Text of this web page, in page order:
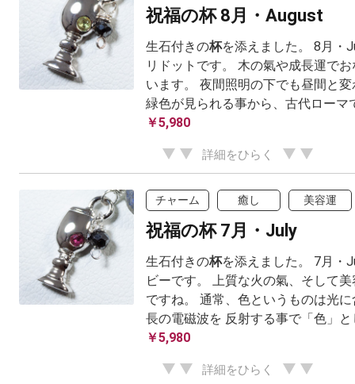
祝福の杯 8月・August
生石付きの杯を添えました。 8月・
リドットです。 木の氣や成長運で
います。 夜間照明の下でも昼間と
緑色が見られる事から、古代ローマ
￥5,980
詳細をひらく
チャーム 癒し 美容運
祝福の杯 7月・July
生石付きの杯を添えました。 7月・
ビーです。 上質な火の氣、そして
ですね。 通常、色というものは光
長の電磁波を 反射する事で「色」と
￥5,980
詳細をひらく